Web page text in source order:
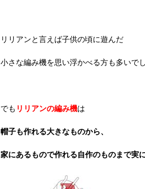
リリアンと言えば子供の頃に遊んだ
小さな編み機を思い浮かべる方も多いで
でも リリアンの編み機は
帽子も作れる大きなものから、
家にあるもので作れる自作のものまで実